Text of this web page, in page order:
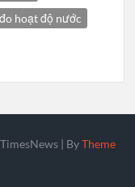
đo hoạt độ nước
| ByTheme